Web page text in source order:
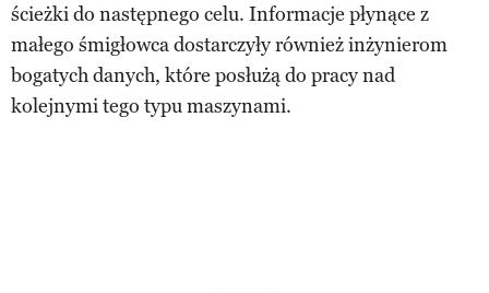
ścieżki do następnego celu. Informacje płynące z
małego śmigłowca dostarczyły również inżynierom
bogatych danych, które posłużą do pracy nad
kolejnymi tego typu maszynami.